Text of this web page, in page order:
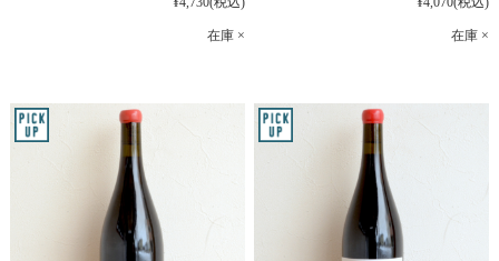
¥4,730(税込)
在庫 ×
¥4,070(税込)
在庫 ×